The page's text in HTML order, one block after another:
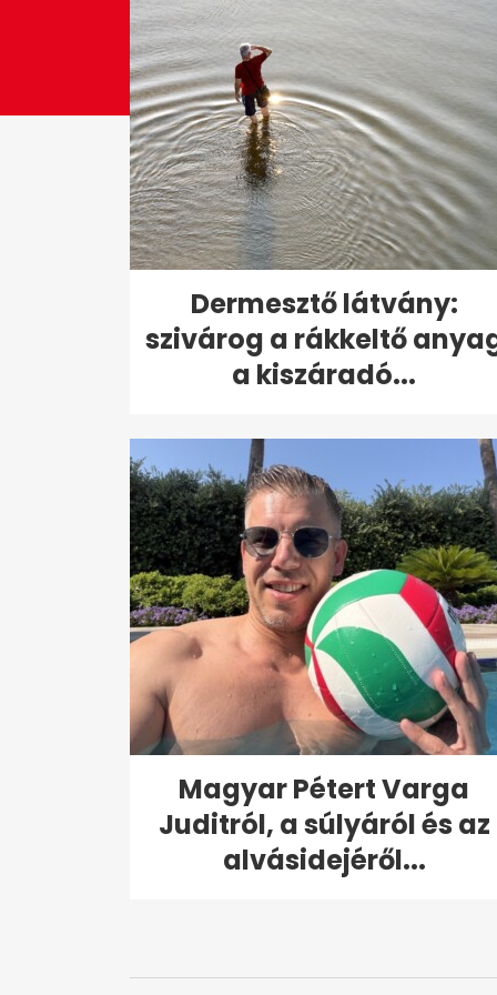
Dermesztő látvány:
szivárog a rákkeltő
a kiszáradó...
Magyar Pétert Varga
Juditról, a súlyáról és az
alvásidejéről...